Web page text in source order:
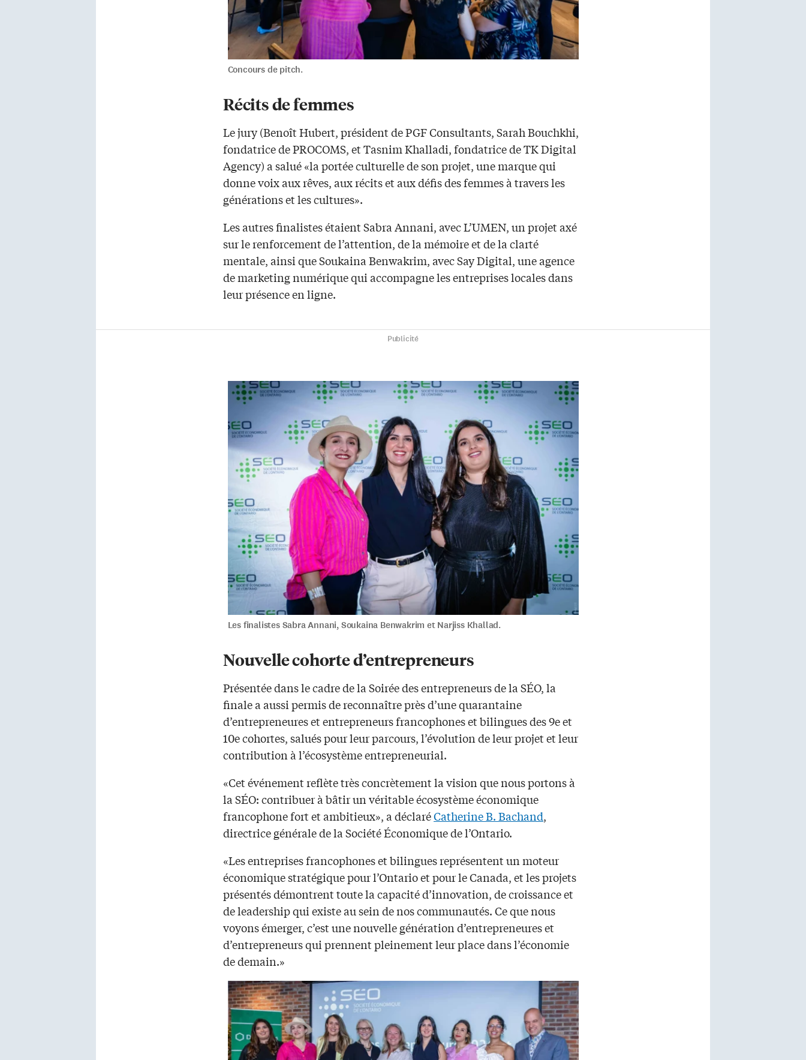
Concours de pitch.
Récits de femmes
Le jury (Benoît Hubert, président de PGF Consultants, Sarah Bouchkhi,
fondatrice de PROCOMS, et Tasnim Khalladi, fondatrice de TK Digital
Agency) a salué «la portée culturelle de son projet, une marque qui
donne voix aux rêves, aux récits et aux défis des femmes à travers les
générations et les cultures».
Les autres finalistes étaient Sabra Annani, avec L’UMEN, un projet axé
sur le renforcement de l’attention, de la mémoire et de la clarté
mentale, ainsi que Soukaina Benwakrim, avec Say Digital, une agence
de marketing numérique qui accompagne les entreprises locales dans
leur présence en ligne.
Publicité
Les finalistes Sabra Annani, Soukaina Benwakrim et Narjiss Khallad.
Nouvelle cohorte d’entrepreneurs
Présentée dans le cadre de la Soirée des entrepreneurs de la SÉO, la
finale a aussi permis de reconnaître près d’une quarantaine
d’entrepreneures et entrepreneurs francophones et bilingues des 9e et
10e cohortes, salués pour leur parcours, l’évolution de leur projet et leur
contribution à l’écosystème entrepreneurial.
«Cet événement reflète très concrètement la vision que nous portons à
la SÉO: contribuer à bâtir un véritable écosystème économique
francophone fort et ambitieux», a déclaréCatherine B. Bachand,
directrice générale de la Société Économique de l’Ontario.
«Les entreprises francophones et bilingues représentent un moteur
économique stratégique pour l’Ontario et pour le Canada, et les projets
présentés démontrent toute la capacité d’innovation, de croissance et
de leadership qui existe au sein de nos communautés. Ce que nous
voyons émerger, c’est une nouvelle génération d’entrepreneures et
d’entrepreneurs qui prennent pleinement leur place dans l’économie
de demain.»